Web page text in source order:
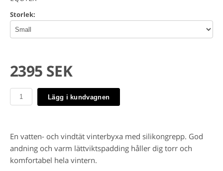
Storlek:
2395 SEK
Lägg i kundvagnen
En vatten- och vindtät vinterbyxa med silikongrepp. God
andning och varm lättviktspadding håller dig torr och
komfortabel hela vintern.